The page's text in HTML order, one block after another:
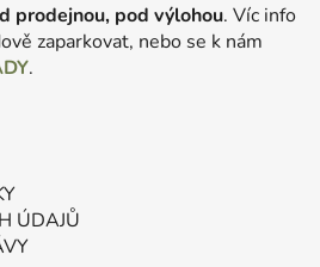
prodejnou, pod výlohou. Víc info
zaparkovat, nebo se k nám
.
ÚDAJŮ